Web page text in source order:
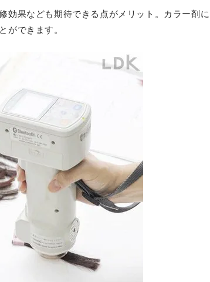
効果なども期待できる点がメリット。カラー剤に
ができます。
ゼ
カラートリートメント/
ウン
格: 2,288〜